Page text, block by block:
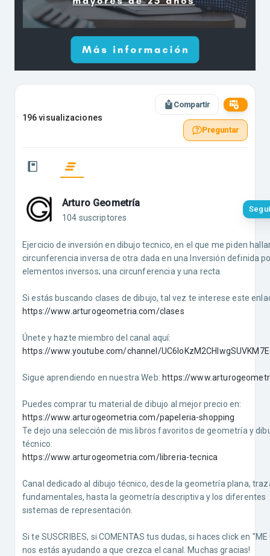
196 visualizaciones
Compartir
Preguntar
Arturo Geometría
104 suscriptores
Ejercicio de inversión en dibujo tecnico, en el que me piden
circunferencia inversa de otra dada en una Inversión definida
elementos inversos; una circunferencia y una recta.
Si estás buscando clases de dibujo, tal vez te interese este
https://www.arturogeometria.com/clases
Únete y hazte miembro del canal aquí:
https://www.youtube.com/channel/
Sigue aprendiendo en nuestra Web: https://
Puedes comprar tu material de dibujo al mejor precio en:
https://www.arturogeometria.com/papeleria-shopping
Te dejo una selección de mis libros favoritos de geometría y
técnico:
https://www.arturogeometria.com/libreria-tecnica
Canal dedicado al dibujo técnico, desde la geometría plana,
fundamentales, hasta la geometría descriptiva y los diferentes
sistemas de representación.
Si te SUSCRIBES, si COMENTAS tus dudas, si haces click en "ME
nos estás ayudando a que crezca el canal. Muchas gracias!